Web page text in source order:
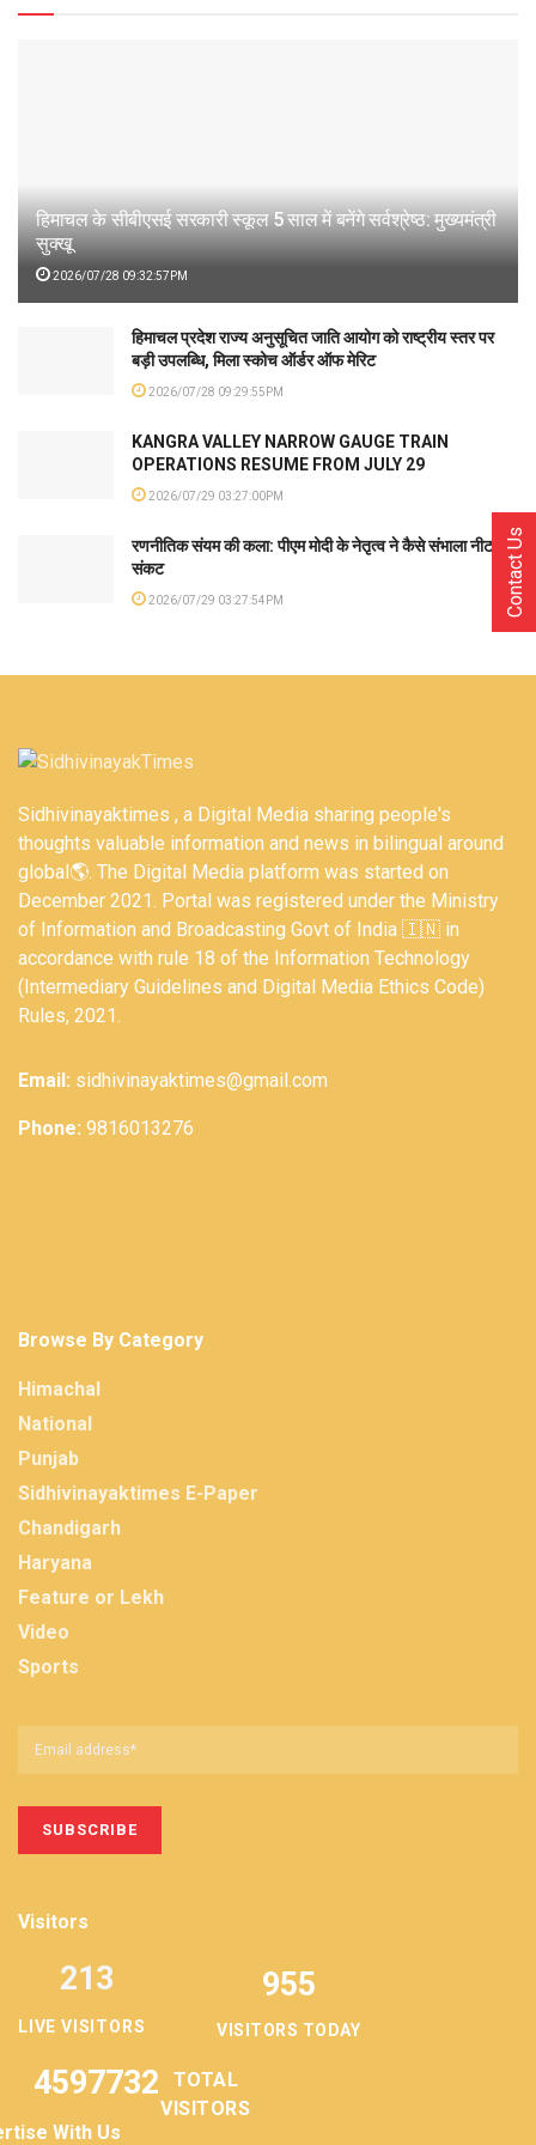
हिमाचल के सीबीएसई सरकारी स्कूल 5 साल में बनेंगे सर्वश्रेष्ठ: मुख्यमंत्री
सुक्खू
2026/07/28 09:32:57PM
हिमाचल प्रदेश राज्य अनुसूचित जाति आयोग को राष्ट्रीय स्तर पर
बड़ी उपलब्धि, मिला स्कोच ऑर्डर ऑफ मेरिट
2026/07/28 09:29:55PM
KANGRA VALLEY NARROW GAUGE TRAIN
OPERATIONS RESUME FROM JULY 29
2026/07/29 03:27:00PM
रणनीतिक संयम की कला: पीएम मोदी के नेतृत्व ने कैसे संभाला नीट
संकट
2026/07/29 03:27:54PM
Sidhivinayaktimes , a Digital Media sharing people's
thoughts valuable information and news in bilingual around
global🌎. The Digital Media platform was started on
December 2021. Portal was registered under the Ministry
of Information and Broadcasting Govt of India 🇮🇳 in
accordance with rule 18 of the Information Technology
(Intermediary Guidelines and Digital Media Ethics Code)
Rules, 2021.
Email: sidhivinayaktimes@gmail.com
Phone: 9816013276
Browse By Category
Himachal
National
Punjab
Sidhivinayaktimes E-Paper
Chandigarh
Haryana
Feature or Lekh
Video
Sports
Visitors
LIVE VISITORS
213 955
VISITORS TODAY
4597732
TOTAL
VISITORS
With Us
Contact Us